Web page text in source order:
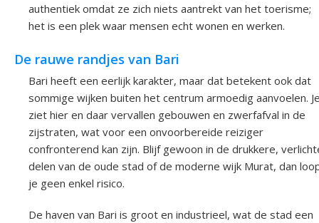
authentiek omdat ze zich niets aantrekt van het toerisme;
het is een plek waar mensen echt wonen en werken.
De rauwe randjes van Bari
Bari heeft een eerlijk karakter, maar dat betekent ook dat
sommige wijken buiten het centrum armoedig aanvoelen.
ziet hier en daar vervallen gebouwen en zwerfafval in de
zijstraten, wat voor een onvoorbereide reiziger
confronterend kan zijn. Blijf gewoon in de drukkere,
delen van de oude stad of de moderne wijk Murat, dan
je geen enkel risico.
De haven van Bari is groot en industrieel, wat de stad een